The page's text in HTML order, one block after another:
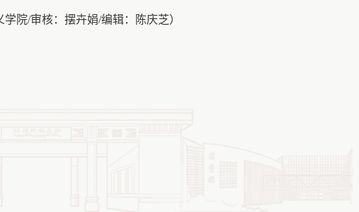
学院/审核：摆卉娟/编辑：陈庆芝）